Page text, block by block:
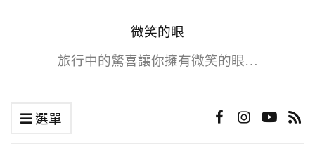
微笑的眼
旅行中的驚喜讓你擁有微笑的眼…
選單